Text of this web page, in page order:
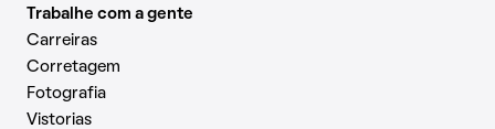
Trabalhe com a gente
Carreiras
Corretagem
Fotografia
Vistorias